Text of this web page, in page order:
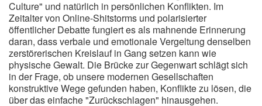
Culture" und natürlich in persönlichen Konflikten. Im
Zeitalter von Online-Shitstorms und polarisierter
öffentlicher Debatte fungiert es als mahnende Erinnerung
daran, dass verbale und emotionale Vergeltung denselben
zerstörerischen Kreislauf in Gang setzen kann wie
physische Gewalt. Die Brücke zur Gegenwart schlägt sich
in der Frage, ob unsere modernen Gesellschaften
konstruktive Wege gefunden haben, Konflikte zu lösen, die
über das einfache "Zurückschlagen" hinausgehen.